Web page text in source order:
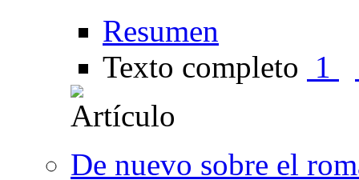
Resumen
Texto completo 1
De nuevo sobre el